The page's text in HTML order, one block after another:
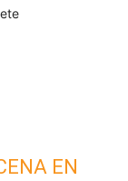
EN